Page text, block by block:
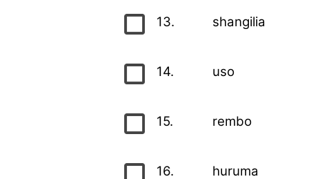
13. shangilia
14. uso
15. rembo
16. huruma